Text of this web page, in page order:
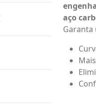
aço
Garanta